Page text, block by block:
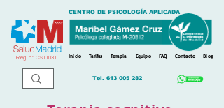
Reg. nº CS11031
CENTRO DE PSICOLOGÍA APLICADA
Inicio Tarifas Terapia Equipo FAQ Contacto Blog
Tel. 613 005 282